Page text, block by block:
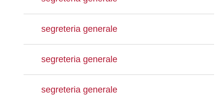
segreteria generale
segreteria generale
segreteria generale